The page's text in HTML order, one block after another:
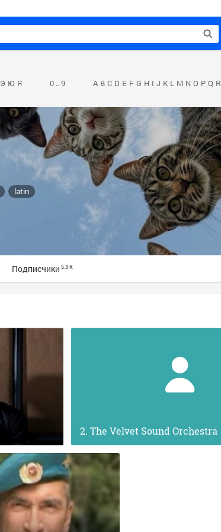
Э Ю Я 0 .. 9 A B C D E F G H I J K L M N O P Q R
latin
Подписчики 5.3 K
The Velvet Sound Orchestra